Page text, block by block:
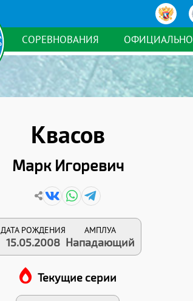
СОРЕВНОВАНИЯ ОФИЦИАЛЬНО
Квасов
Марк Игоревич
ДАТА РОЖДЕНИЯ
15.05.2008
АМПЛУА
Нападающий
Текущие серии